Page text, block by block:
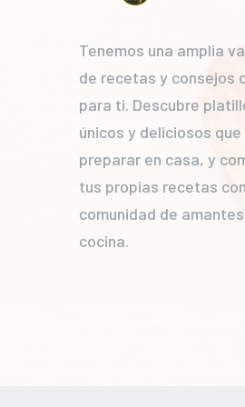
Tenemos una amplia
de recetas y consejos
para ti. Descubre
únicos y deliciosos
preparar en casa, y
tus propias recetas
comunidad de
cocina.